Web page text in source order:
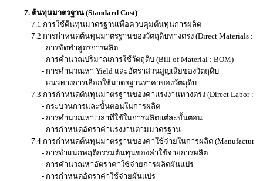
7. ต้นทุนมาตรฐาน (Standard Cost)
7.1 การใช้ต้นทุนมาตรฐานเพื่อควบคุมต้นทุนการผลิต
7.2 การกำหนดต้นทุนมาตรฐานของวัตถุดิบทางตรง (Direct Materials :
- การจัดทำสูตรการผลิต
- การคำนวณปริมาณการใช้วัตถุดิบ (Bill of Material : BOM)
- การคำนวณหา Yield และอัตราส่วนสูญเสียของวัตถุดิบ
- แนวทางการเลือกใช้มาตรฐานราคาของวัตถุดิบ
7.3 การกำหนดต้นทุนมาตรฐานของค่าแรงงานทางตรง (Direct Labor :
- กระบวนการและขั้นตอนในการผลิต
- การคำนวณหาเวลาที่ใช้ในการผลิตแต่ละขั้นตอน
- การกำหนดอัตราค่าแรงงานตามมาตรฐาน
7.4 การกำหนดต้นทุนมาตรฐานของค่าใช้จ่ายในการผลิต (Manufacturing
- การจำแนกพฤติกรรมต้นทุนของค่าใช้จ่ายการผลิต
- การคำนวณหาอัตราค่าใช้จ่ายการผลิตผันแปร
- การกำหนดอัตราค่าใช้จ่ายผันแปร